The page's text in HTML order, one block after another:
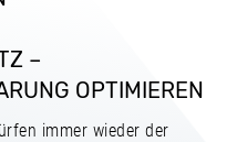
–
OPTIMIEREN
immer wieder der